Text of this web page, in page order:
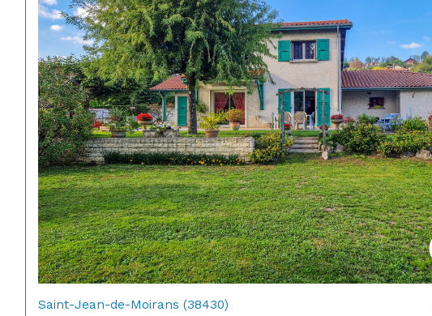
Saint-Jean-de-Moirans (38430)